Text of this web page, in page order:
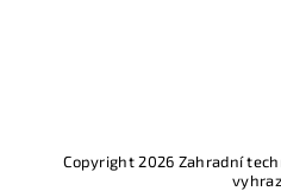
Copyright 2026 Zahradní